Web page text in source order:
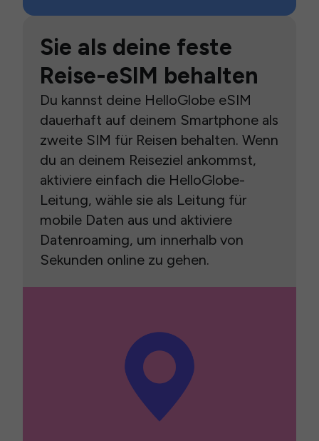
Sie als deine feste
Reise-eSIM behalten
Du kannst deine HelloGlobe eSIM
dauerhaft auf deinem Smartphone als
zweite SIM für Reisen behalten. Wenn
du an deinem Reiseziel ankommst,
aktiviere einfach die HelloGlobe-
Leitung, wähle sie als Leitung für
mobile Daten aus und aktiviere
Datenroaming, um innerhalb von
Sekunden online zu gehen.